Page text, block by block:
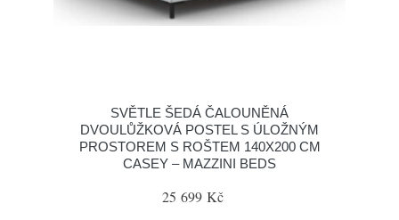
SVĚTLE ŠEDÁ ČALOUNĚNÁ
DVOULŮŽKOVÁ POSTEL S ÚLOŽNÝM
PROSTOREM S ROŠTEM 140X200 CM
CASEY – MAZZINI BEDS
25 699 Kč